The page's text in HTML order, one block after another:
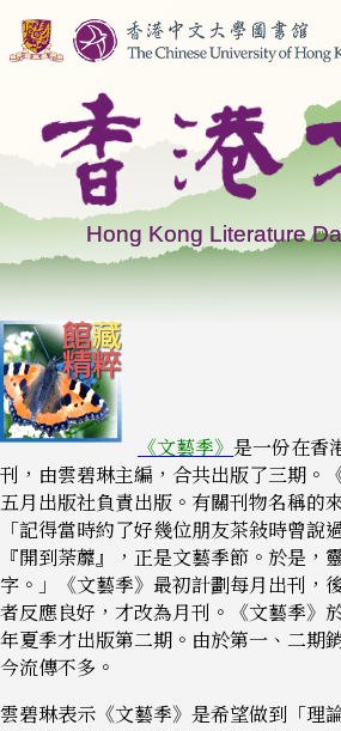
《文藝季》 是一份在香
刊，由雲碧琳主編，合共出版了三期。
五月出版社負責出版。有關刊物名稱的
「記得當時約了好幾位朋友茶敍時曾說
『開到荼蘼』，正是文藝季節。於是，
字。」《文藝季》最初計劃每月出刊，
者反應良好，才改為月刊。《文藝季》
年夏季才出版第二期。由於第一、二期
今流傳不多。
雲碧琳表示《文藝季》是希望做到「理